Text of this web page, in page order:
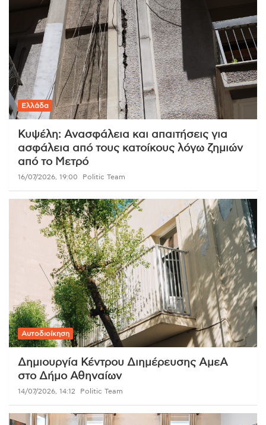
Ελλάδα
Κυψέλη: Ανασφάλεια και απαιτήσεις για
ασφάλεια από τους κατοίκους λόγω ζημιών
από το Μετρό
16/07/2026, 19:00 Politic Team
Αυτοδιοίκηση
Δημιουργία Κέντρου Διημέρευσης ΑμεΑ
στο Δήμο Αθηναίων
14/07/2026, 14:12 Politic Team